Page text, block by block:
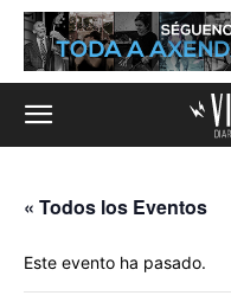
« Todos los Eventos
Este evento ha pasado.